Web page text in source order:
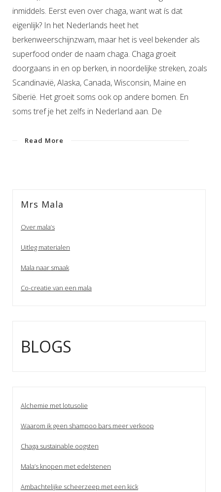
inmiddels. Eerst even over chaga, want wat ís dat
eigenlijk? In het Nederlands heet het
berkenweerschijnzwam, maar het is veel bekender als
superfood onder de naam chaga. Chaga groeit
doorgaans in en op berken, in noordelijke streken, zoals
Scandinavië, Alaska, Canada, Wisconsin, Maine en
Siberië. Het groeit soms ook op andere bomen. En
soms tref je het zelfs in Nederland aan. De
Read More
Mrs Mala
Over mala’s
Uitleg materialen
Mala naar smaak
Co-creatie van een mala
BLOGS
Alchemie met lotusolie
Waarom ik geen shampoo bars meer verkoop
Chaga sustainable oogsten
Mala’s knopen met edelstenen
Ambachtelijke scheerzeep met een kick